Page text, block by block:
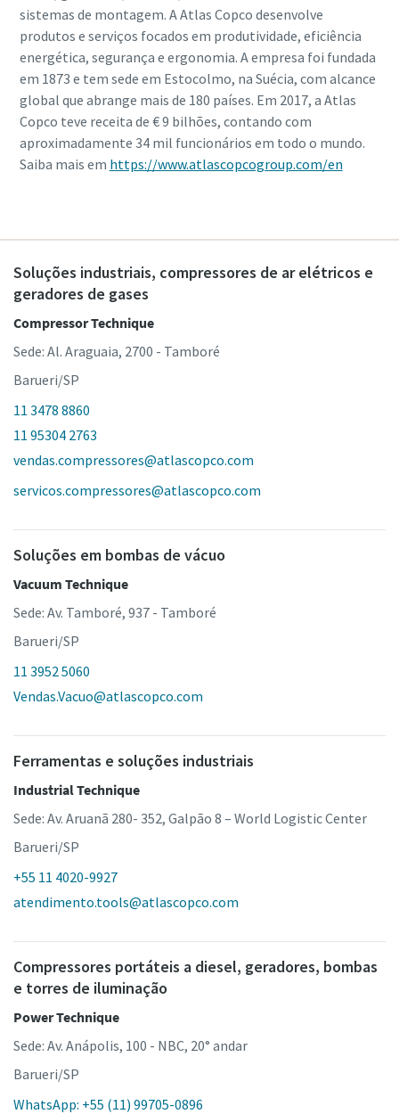
sistemas de montagem. A Atlas Copco desenvolve
produtos e serviços focados em produtividade, eficiência
energética, segurança e ergonomia. A empresa foi fundada
em 1873 e tem sede em Estocolmo, na Suécia, com alcance
global que abrange mais de 180 países. Em 2017, a Atlas
Copco teve receita de € 9 bilhões, contando com
aproximadamente 34 mil funcionários em todo o mundo.
Saiba mais em https://www.atlascopcogroup.com/en
Soluções industriais, compressores de ar elétricos e
geradores de gases
Compressor Technique
Sede: Al. Araguaia, 2700 - Tamboré
Barueri/SP
11 3478 8860
11 95304 2763
vendas.compressores@atlascopco.com
servicos.compressores@atlascopco.com
Soluções em bombas de vácuo
Vacuum Technique
Sede: Av. Tamboré, 937 - Tamboré
Barueri/SP
11 3952 5060
Vendas.Vacuo@atlascopco.com
Ferramentas e soluções industriais
Industrial Technique
Sede: Av. Aruanã 280- 352, Galpão 8 – World Logistic Center
Barueri/SP
+55 11 4020-9927
atendimento.tools@atlascopco.com
Compressores portáteis a diesel, geradores, bombas
e torres de iluminação
Power Technique
Sede: Av. Anápolis, 100 - NBC, 20° andar
Barueri/SP
WhatsApp: +55 (11) 99705-0896